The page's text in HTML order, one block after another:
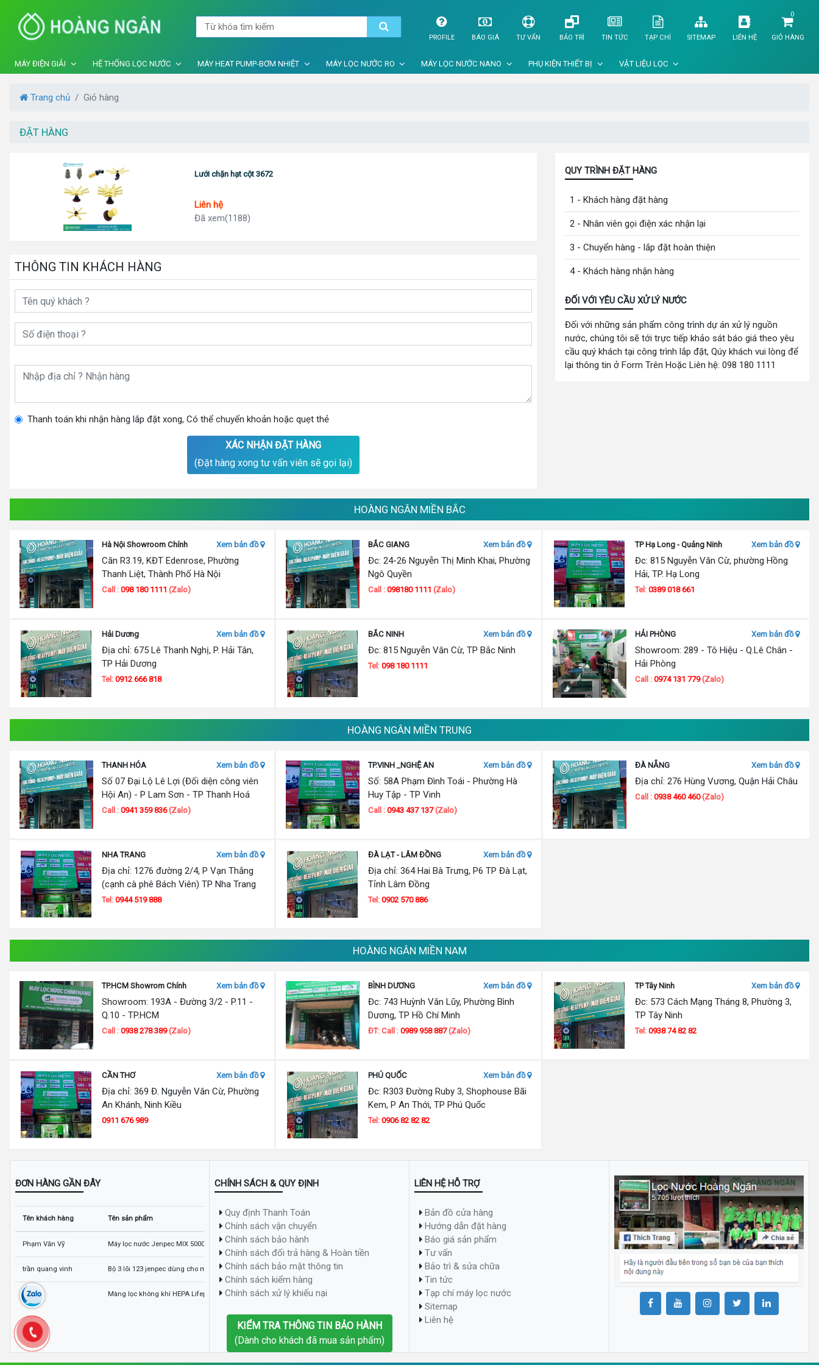
PROFILE BÁO GIÁ TƯ VẤN BẢO TRÌ TIN TỨC TẠP CHÍ SITEMAP LIÊN HỆ
0
GIỎ HÀNG
MÁY ĐIỆN GIẢI HỆ THỐNG LỌC NƯỚC MÁY HEAT PUMP-BƠM NHIỆT MÁY LỌC NƯỚC RO MÁY LỌC NƯỚC NANO PHỤ KIỆN THIẾT BỊ VẬT LIỆU LỌC
Trang chủ Giỏ hàng
ĐẶT HÀNG
Lưới chặn hạt cột 3672
Liên hệ
Đã xem(1188)
THÔNG TIN KHÁCH HÀNG
Thanh toán khi nhận hàng lắp đặt xong, Có thể chuyển khoản hoặc quẹt thẻ
XÁC NHẬN ĐẶT HÀNG
(Đặt hàng xong tư vấn viên sẽ gọi lại)
QUY TRÌNH ĐẶT HÀNG
1 - Khách hàng đặt hàng
2 - Nhân viên gọi điện xác nhận lại
3 - Chuyển hàng - lắp đặt hoàn thiện
4 - Khách hàng nhận hàng
ĐỐI VỚI YÊU CẦU XỬ LÝ NƯỚC
Đối với những sản phẩm công trình dự án xử lý nguồn
nước, chúng tôi sẽ tới trực tiếp khảo sát báo giá theo yêu
cầu quý khách tại công trình lắp đặt, Qúy khách vui lòng để
lại thông tin ở Form Trên Hoặc Liên hệ: 098 180 1111
HOÀNG NGÂN MIỀN BẮC
Hà Nội Showroom Chính Xem bản đồ
Căn R3.19, KĐT Edenrose, Phường
Thanh Liệt, Thành Phố Hà Nội
Call : 098 180 1111 (Zalo)
BẮC GIANG Xem bản đồ
Đc: 24-26 Nguyễn Thị Minh Khai, Phường
Ngô Quyền
Call :098180 1111 (Zalo)
TP Hạ Long - Quảng Ninh Xem bản đồ
Đc: 815 Nguyễn Văn Cừ, phường Hồng
Hải, TP. Hạ Long
Tel:0389 018 661
Hải Dương Xem bản đồ
Địa chỉ: 675 Lê Thanh Nghị, P. Hải Tân,
TP Hải Dương
Tel: 0912 666 818
BẮC NINH Xem bản đồ
Đc: 815 Nguyễn Văn Cừ, TP Bắc Ninh
Tel:098 180 1111
HẢI PHÒNG Xem bản đồ
Showroom: 289 - Tô Hiệu - Q.Lê Chân -
Hải Phòng
Call :0974 131 779(Zalo)
HOÀNG NGÂN MIỀN TRUNG
THANH HÓA Xem bản đồ
Số 07 Đại Lộ Lê Lợi (Đối diện công viên
Hội An) - P Lam Sơn - TP Thanh Hoá
Call : 0941 359 836(Zalo)
TP.VINH _NGHỆ AN Xem bản đồ
Số: 58A Phạm Đình Toái - Phường Hà
Huy Tập - TP Vinh
Call :0943 437 137(Zalo)
ĐÀ NẴNG Xem bản đồ
Địa chỉ: 276 Hùng Vương, Quận Hải Châu
Call :0938 460 460(Zalo)
NHA TRANG Xem bản đồ
Địa chỉ: 1276 đường 2/4, P Vạn Thắng
(cạnh cà phê Bách Viên) TP Nha Trang
Tel: 0944 519 888
ĐÀ LẠT - LÂM ĐỒNG Xem bản đồ
Địa chỉ: 364 Hai Bà Trưng, P6 TP Đà Lạt,
Tỉnh Lâm Đồng
Tel:0902 570 886
HOÀNG NGÂN MIỀN NAM
TP.HCM Showrom Chính Xem bản đồ
Showroom: 193A - Đường 3/2 - P.11 -
Q.10 - TP.HCM
Call : 0938 278 389(Zalo)
BÌNH DƯƠNG Xem bản đồ
Đc: 743 Huỳnh Văn Lũy, Phường Bình
Dương, TP Hồ Chí Minh
ĐT: Call :0989 958 887(Zalo)
TP Tây Ninh Xem bản đồ
Đc: 573 Cách Mạng Tháng 8, Phường 3,
TP Tây Ninh
Tel:0938 74 82 82
CẦN THƠ Xem bản đồ
Địa chỉ: 369 Đ. Nguyễn Văn Cừ, Phường
An Khánh, Ninh Kiều
0911 676 989
PHÚ QUỐC Xem bản đồ
Đc: R303 Đường Ruby 3, Shophouse Bãi
Kem, P An Thới, TP Phú Quốc
Tel:0906 82 82 82
ĐƠN HÀNG GẦN ĐÂY
Tên khách hàng Tên sản phẩm
Phạm Văn Vỹ Máy lọc nước Jenpec MIX 5000 có tủ 4,100,000đ
trần quang vinh Bộ 3 lõi 123 jenpec dùng cho máy lọc nước 280,000đ
trang Màng lọc không khí HEPA Lifepro L318-AZ 285,000đ
CHÍNH SÁCH & QUY ĐỊNH
Quy định Thanh Toán
Chính sách vận chuyển
Chính sách bảo hành
Chính sách đổi trả hàng & Hoàn tiền
Chính sách bảo mật thông tin
Chính sách kiểm hàng
Chính sách xử lý khiếu nại
KIỂM TRA THÔNG TIN BẢO HÀNH
(Dành cho khách đã mua sản phẩm)
LIÊN HỆ HỖ TRỢ
Bản đồ cửa hàng
Hướng dẫn đặt hàng
Báo giá sản phẩm
Tư vấn
Bảo trì & sửa chữa
Tin tức
Tạp chí máy lọc nước
Sitemap
Liên hệ